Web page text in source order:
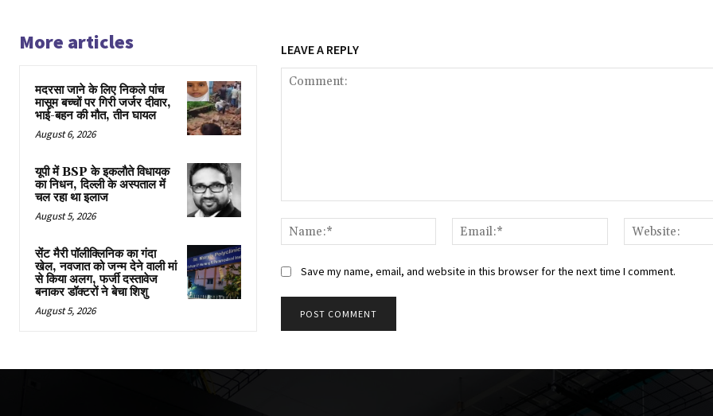
More articles
मदरसा जाने के लिए निकले पांच
मासूम बच्चों पर गिरी जर्जर दीवार,
भाई-बहन की मौत, तीन घायल
August 6, 2026
यूपी में BSP के इकलाैते विधायक
का निधन, दिल्ली के अस्पताल में
चल रहा था इलाज
August 5, 2026
सेंट मैरी पॉलीक्लिनिक का गंदा
खेल, नवजात को जन्म देने वाली मां
से किया अलग, फर्जी दस्तावेज
बनाकर डॉक्टरों ने बेचा शिशु
August 5, 2026
LEAVE A REPLY
Name:*
Email:*
Save my name, email, and website in this browser for the next time I comment.